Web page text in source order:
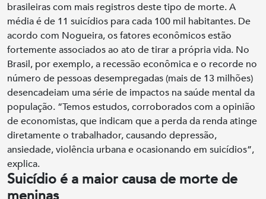
brasileiras com mais registros deste tipo de morte. A
média é de 11 suicídios para cada 100 mil habitantes. De
acordo com Nogueira, os fatores econômicos estão
fortemente associados ao ato de tirar a própria vida. No
Brasil, por exemplo, a recessão econômica e o recorde no
número de pessoas desempregadas (mais de 13 milhões)
desencadeiam uma série de impactos na saúde mental da
população. “Temos estudos, corroborados com a opinião
de economistas, que indicam que a perda da renda atinge
diretamente o trabalhador, causando depressão,
ansiedade, violência urbana e ocasionando em suicídios”,
explica.
Suicídio é a maior causa de morte de